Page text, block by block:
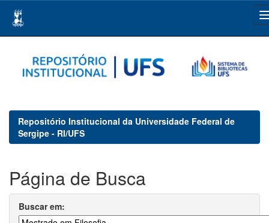
navigation
Repositório Institucional da Universidade Federal de
Sergipe - RI/UFS
Página de Busca
Buscar em: